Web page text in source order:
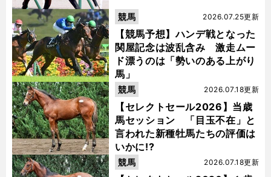
【競馬予想】ハンデ戦となった
関屋記念は波乱含み 激走ムー
ド漂うのは「勢いのある上がり
馬」
2026.07.25更新
競馬
【セレクトセール2026】当歳
馬セッション 「目玉不在」と
言われた新種牡馬たちの評価は
いかに!?
2026.07.18更新
競馬
2026.07.18更新
競馬